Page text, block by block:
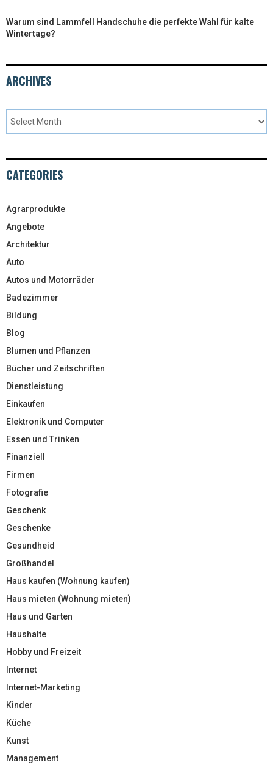
Warum sind Lammfell Handschuhe die perfekte Wahl für kalte
Wintertage?
ARCHIVES
CATEGORIES
Agrarprodukte
Angebote
Architektur
Auto
Autos und Motorräder
Badezimmer
Bildung
Blog
Blumen und Pflanzen
Bücher und Zeitschriften
Dienstleistung
Einkaufen
Elektronik und Computer
Essen und Trinken
Finanziell
Firmen
Fotografie
Geschenk
Geschenke
Gesundheid
Großhandel
Haus kaufen (Wohnung kaufen)
Haus mieten (Wohnung mieten)
Haus und Garten
Haushalte
Hobby und Freizeit
Internet
Internet-Marketing
Kinder
Küche
Kunst
Management